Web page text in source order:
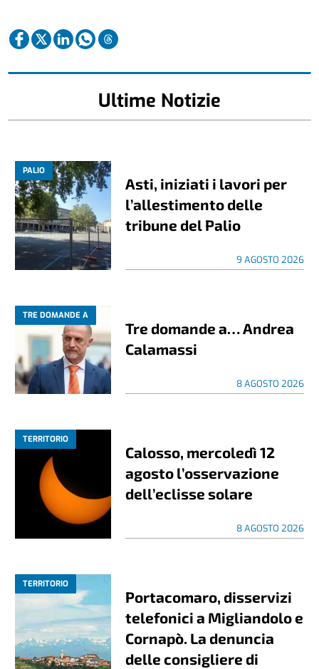
Ultime Notizie
PALIO
Asti, iniziati i lavori per
l’allestimento delle
tribune del Palio
9 AGOSTO 2026
TRE DOMANDE A
Tre domande a… Andrea
Calamassi
8 AGOSTO 2026
TERRITORIO
Calosso, mercoledì 12
agosto l’osservazione
dell’eclisse solare
8 AGOSTO 2026
TERRITORIO
Portacomaro, disservizi
telefonici a Migliandolo e
Cornapò. La denuncia
delle consigliere di